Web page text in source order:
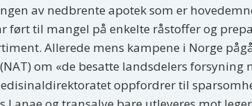
av nedbrente apotek som er
til mangel på enkelte råstoffer og
Allerede mens kampene i Norge
om «de besatte landsdelers forsyning
oppfordrer til